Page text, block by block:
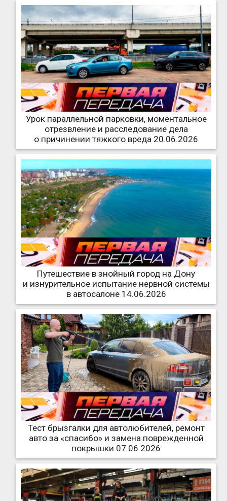
Урок параллельной парковки, моментальное
отрезвление и расследование дела
о причинении тяжкого вреда 20.06.2026
Путешествие в знойный город на Дону
и изнурительное испытание нервной системы
в автосалоне 14.06.2026
Тест брызгалки для автолюбителей, ремонт
авто за «спасибо» и замена поврежденной
покрышки 07.06.2026